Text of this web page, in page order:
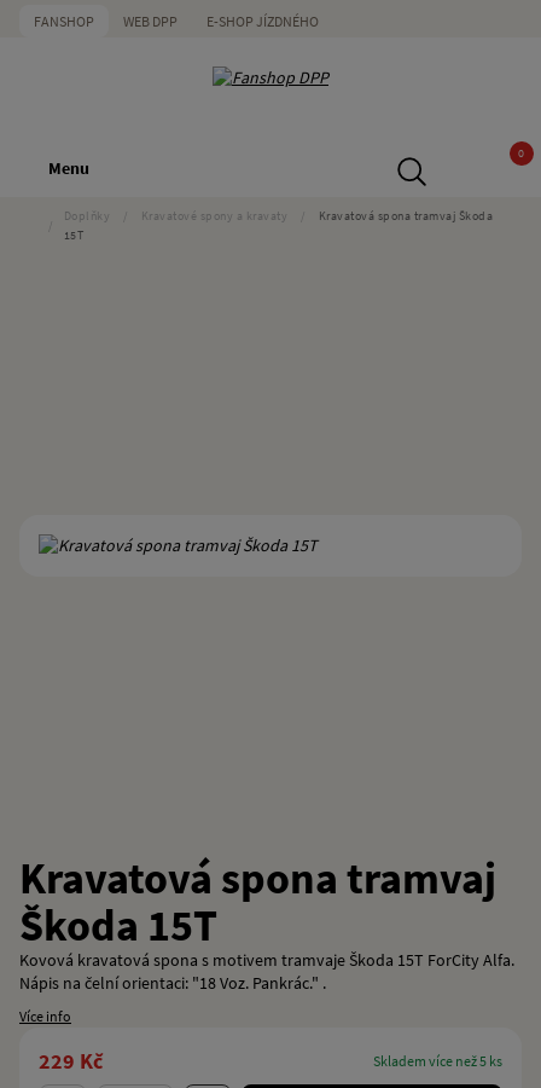
FANSHOP WEB DPP E-SHOP JÍZDNÉHO
Menu
0
Doplňky Kravatové spony a kravaty
Kravatová spona tramvaj Škoda
15T
Kravatová spona tramvaj
Škoda 15T
Kovová kravatová spona s motivem tramvaje Škoda 15T ForCity Alfa.
Nápis na čelní orientaci: "18 Voz. Pankrác." .
Více info
229 Kč skladem více než 5 ks